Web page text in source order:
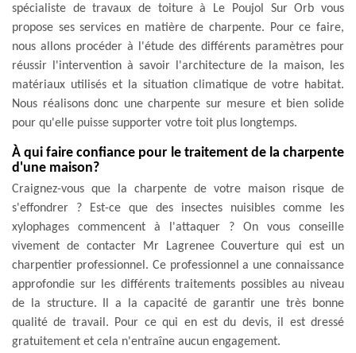
spécialiste de travaux de toiture à Le Poujol Sur Orb vous
propose ses services en matière de charpente. Pour ce faire,
nous allons procéder à l'étude des différents paramètres pour
réussir l'intervention à savoir l'architecture de la maison, les
matériaux utilisés et la situation climatique de votre habitat.
Nous réalisons donc une charpente sur mesure et bien solide
pour qu'elle puisse supporter votre toit plus longtemps.
À qui faire confiance pour le traitement de la charpente
d'une maison?
Craignez-vous que la charpente de votre maison risque de
s'effondrer ? Est-ce que des insectes nuisibles comme les
xylophages commencent à l'attaquer ? On vous conseille
vivement de contacter Mr Lagrenee Couverture qui est un
charpentier professionnel. Ce professionnel a une connaissance
approfondie sur les différents traitements possibles au niveau
de la structure. Il a la capacité de garantir une très bonne
qualité de travail. Pour ce qui en est du devis, il est dressé
gratuitement et cela n'entraîne aucun engagement.